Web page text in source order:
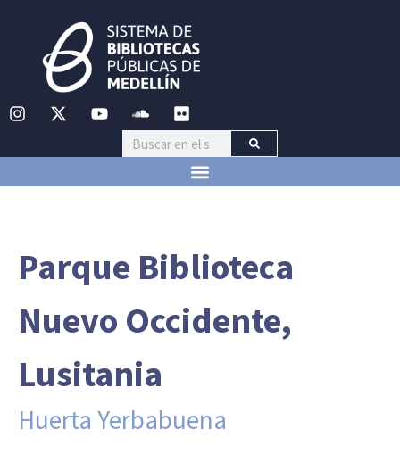
Parque Biblioteca
Nuevo Occidente,
Lusitania
Huerta Yerbabuena